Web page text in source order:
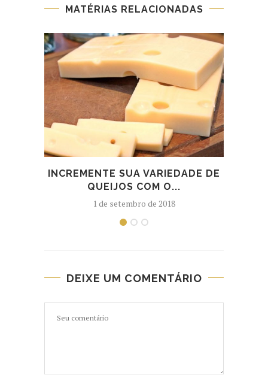
MATÉRIAS RELACIONADAS
INCREMENTE SUA VARIEDADE DE
QUEIJOS COM O...
1 de setembro de 2018
DEIXE UM COMENTÁRIO